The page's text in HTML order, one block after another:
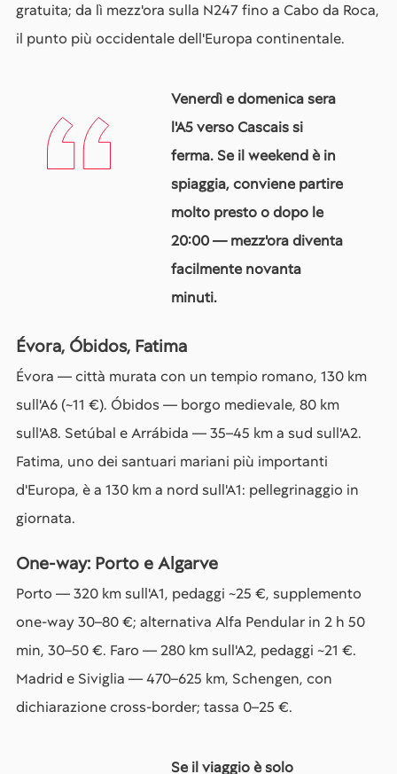
gratuita; da lì mezz'ora sulla N247 fino a Cabo da Roca,
il punto più occidentale dell'Europa continentale.
Venerdì e domenica sera
l'A5 verso Cascais si
ferma. Se il weekend è in
spiaggia, conviene partire
molto presto o dopo le
20:00 — mezz'ora diventa
facilmente novanta
minuti.
Évora, Óbidos, Fatima
Évora — città murata con un tempio romano, 130 km
sull'A6 (~11 €). Óbidos — borgo medievale, 80 km
sull'A8. Setúbal e Arrábida — 35–45 km a sud sull'A2.
Fatima, uno dei santuari mariani più importanti
d'Europa, è a 130 km a nord sull'A1: pellegrinaggio in
giornata.
One-way: Porto e Algarve
Porto — 320 km sull'A1, pedaggi ~25 €, supplemento
one-way 30–80 €; alternativa Alfa Pendular in 2 h 50
min, 30–50 €. Faro — 280 km sull'A2, pedaggi ~21 €.
Madrid e Siviglia — 470–625 km, Schengen, con
dichiarazione cross-border; tassa 0–25 €.
Se il viaggio è solo